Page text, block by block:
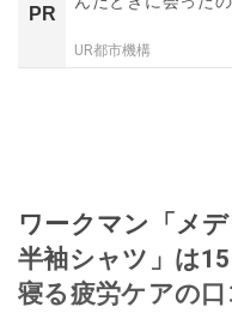
PR
UR都市機構
ワークマン「メ
半袖シャツ」は
寝る疲労ケアの口